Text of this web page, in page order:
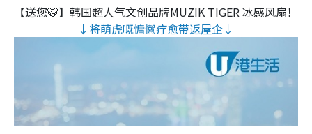
【送您🐯】韩国超人气文创品牌MUZIK TIGER 冰感风扇！
↓将萌虎嘅慵懒疗愈带返屋企↓